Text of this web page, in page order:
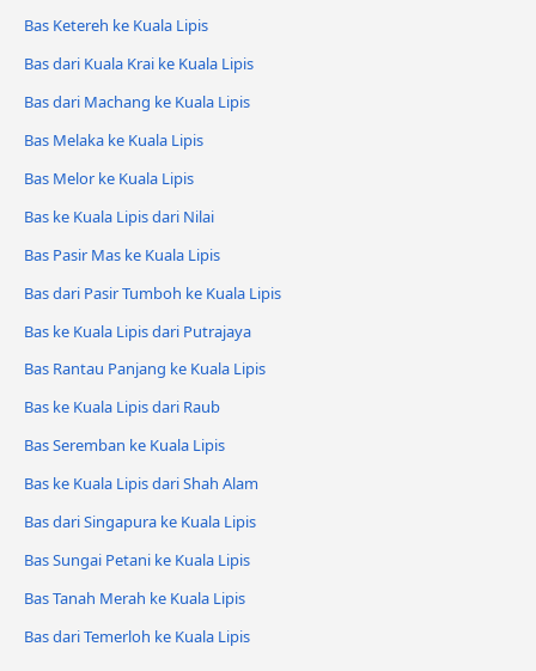
Bas Ketereh ke Kuala Lipis
Bas dari Kuala Krai ke Kuala Lipis
Bas dari Machang ke Kuala Lipis
Bas Melaka ke Kuala Lipis
Bas Melor ke Kuala Lipis
Bas ke Kuala Lipis dari Nilai
Bas Pasir Mas ke Kuala Lipis
Bas dari Pasir Tumboh ke Kuala Lipis
Bas ke Kuala Lipis dari Putrajaya
Bas Rantau Panjang ke Kuala Lipis
Bas ke Kuala Lipis dari Raub
Bas Seremban ke Kuala Lipis
Bas ke Kuala Lipis dari Shah Alam
Bas dari Singapura ke Kuala Lipis
Bas Sungai Petani ke Kuala Lipis
Bas Tanah Merah ke Kuala Lipis
Bas dari Temerloh ke Kuala Lipis